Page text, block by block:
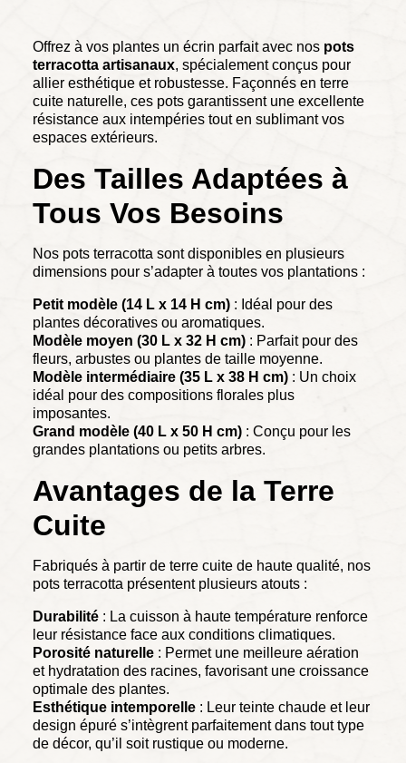
Offrez à vos plantes un écrin parfait avec nos pots
terracotta artisanaux, spécialement conçus pour
allier esthétique et robustesse. Façonnés en terre
cuite naturelle, ces pots garantissent une excellente
résistance aux intempéries tout en sublimant vos
espaces extérieurs.
Des Tailles Adaptées à
Tous Vos Besoins
Nos pots terracotta sont disponibles en plusieurs
dimensions pour s’adapter à toutes vos plantations :
Petit modèle (14 L x 14 H cm) : Idéal pour des
plantes décoratives ou aromatiques.
Modèle moyen (30 L x 32 H cm) : Parfait pour des
fleurs, arbustes ou plantes de taille moyenne.
Modèle intermédiaire (35 L x 38 H cm) : Un choix
idéal pour des compositions florales plus
imposantes.
Grand modèle (40 L x 50 H cm) : Conçu pour les
grandes plantations ou petits arbres.
Avantages de la Terre
Cuite
Fabriqués à partir de terre cuite de haute qualité, nos
pots terracotta présentent plusieurs atouts :
Durabilité : La cuisson à haute température renforce
leur résistance face aux conditions climatiques.
Porosité naturelle : Permet une meilleure aération
et hydratation des racines, favorisant une croissance
optimale des plantes.
Esthétique intemporelle : Leur teinte chaude et leur
design épuré s’intègrent parfaitement dans tout type
de décor, qu’il soit rustique ou moderne.